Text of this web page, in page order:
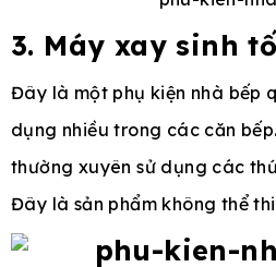
3. Máy xay sinh tố
Đây là một phụ kiện nhà bếp
dụng nhiều trong các căn
thường xuyên sử dụng các
Đây là sản phẩm không thể